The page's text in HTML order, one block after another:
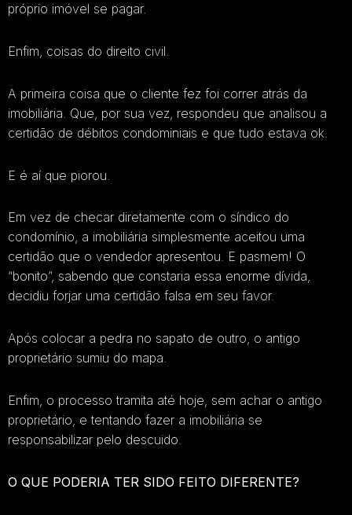
próprio imóvel se pagar.
Enfim, coisas do direito civil.
A primeira coisa que o cliente fez foi correr atrás da
imobiliária. Que, por sua vez, respondeu que analisou a
certidão de débitos condominiais e que tudo estava ok.
E é aí que piorou.
Em vez de checar diretamente com o síndico do
condomínio, a imobiliária simplesmente aceitou uma
certidão que o vendedor apresentou. E pasmem! O
“bonito”, sabendo que constaria essa enorme dívida,
decidiu forjar uma certidão falsa em seu favor.
Após colocar a pedra no sapato de outro, o antigo
proprietário sumiu do mapa.
Enfim, o processo tramita até hoje, sem achar o antigo
proprietário, e tentando fazer a imobiliária se
responsabilizar pelo descuido.
O QUE PODERIA TER SIDO FEITO DIFERENTE?